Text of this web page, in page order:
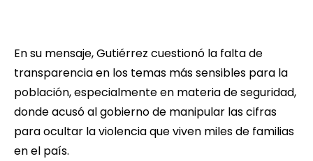
En su mensaje, Gutiérrez cuestionó la falta de
transparencia en los temas más sensibles para la
población, especialmente en materia de seguridad,
donde acusó al gobierno de manipular las cifras
para ocultar la violencia que viven miles de familias
en el país.